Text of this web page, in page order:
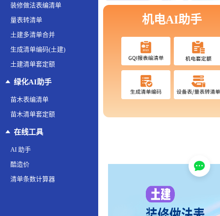
装修做法表编清单
量表转清单
土建多清单合并
生成清单编码(土建)
土建清单套定额
绿化AI助手
苗木表编清单
苗木清单套定额
在线工具
AI 助手
酷造价
清单条数计算器
机电AI助手